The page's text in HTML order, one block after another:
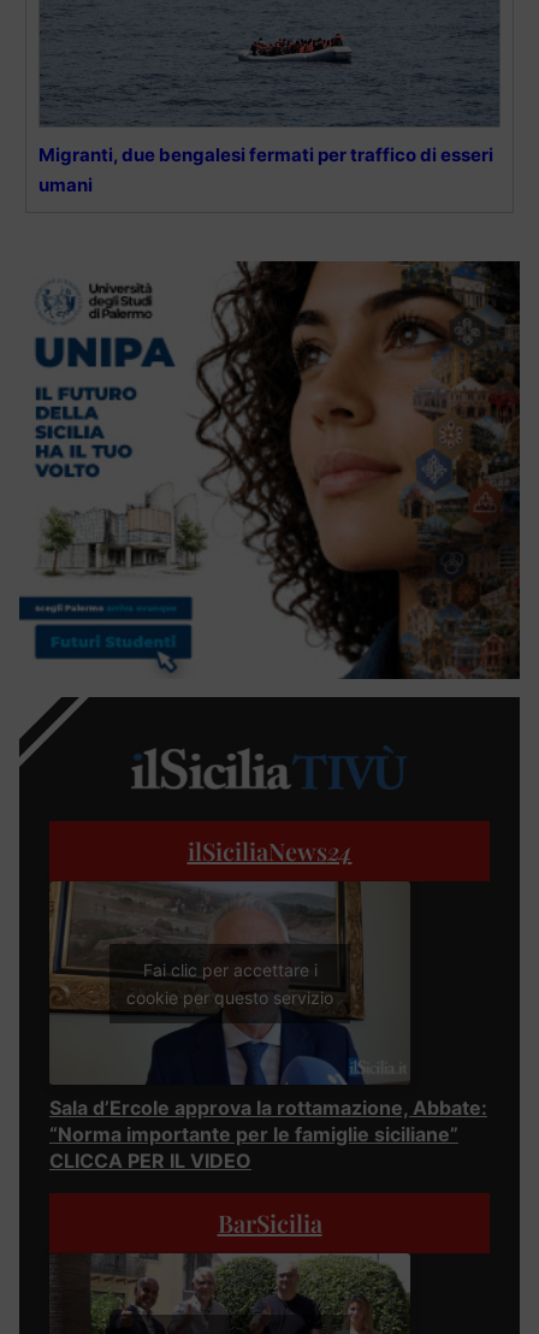
Migranti, due bengalesi fermati per traffico di esseri
umani
ilSiciliaNews24
Fai clic per accettare i
cookie per questo servizio
Sala d’Ercole approva la rottamazione, Abbate:
“Norma importante per le famiglie siciliane”
CLICCA PER IL VIDEO
BarSicilia